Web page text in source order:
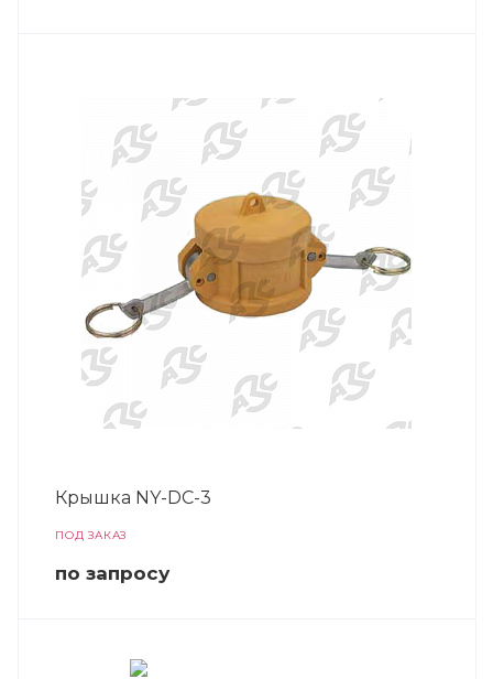
Крышка NY-DC-3
ПОД ЗАКАЗ
по запросу